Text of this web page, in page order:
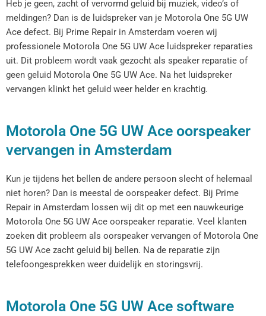
Heb je geen, zacht of vervormd geluid bij muziek, video’s of
meldingen? Dan is de luidspreker van je Motorola One 5G UW
Ace defect. Bij Prime Repair in Amsterdam voeren wij
professionele Motorola One 5G UW Ace luidspreker reparaties
uit. Dit probleem wordt vaak gezocht als speaker reparatie of
geen geluid Motorola One 5G UW Ace. Na het luidspreker
vervangen klinkt het geluid weer helder en krachtig.
Motorola One 5G UW Ace oorspeaker
vervangen in Amsterdam
Kun je tijdens het bellen de andere persoon slecht of helemaal
niet horen? Dan is meestal de oorspeaker defect. Bij Prime
Repair in Amsterdam lossen wij dit op met een nauwkeurige
Motorola One 5G UW Ace oorspeaker reparatie. Veel klanten
zoeken dit probleem als oorspeaker vervangen of Motorola One
5G UW Ace zacht geluid bij bellen. Na de reparatie zijn
telefoongesprekken weer duidelijk en storingsvrij.
Motorola One 5G UW Ace software